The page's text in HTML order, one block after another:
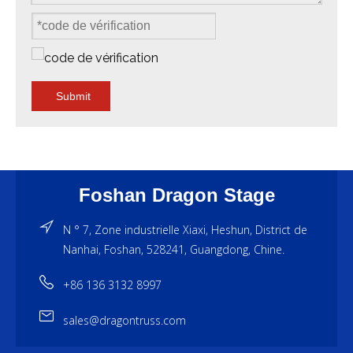
Submit
Foshan Dragon Stage
N ° 7, Zone industrielle Xiaxi, Heshun, District de
Nanhai, Foshan, 528241, Guangdong, Chine.
+86 136 3132 8997
sales@dragontruss.com